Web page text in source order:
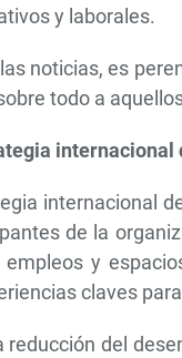
y laborales.
noticias, es
todo a
internacional
internacional
de la
y
claves
del